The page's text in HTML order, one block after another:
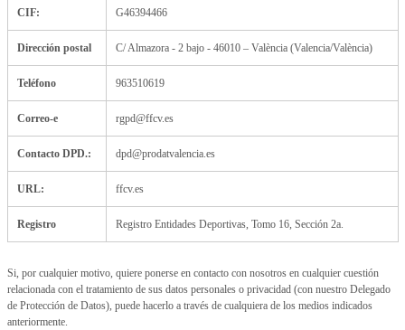
CIF: G46394466
Dirección postal C/ Almazora - 2 bajo - 46010 – València (Valencia/València)
Teléfono 963510619
Correo-e rgpd@ffcv.es
Contacto DPD.: dpd@prodatvalencia.es
URL: ffcv.es
Registro Registro Entidades Deportivas, Tomo 16, Sección 2a.
Si, por cualquier motivo, quiere ponerse en contacto con nosotros en cualquier cuestión
relacionada con el tratamiento de sus datos personales o privacidad (con nuestro Delegado
de Protección de Datos), puede hacerlo a través de cualquiera de los medios indicados
anteriormente.